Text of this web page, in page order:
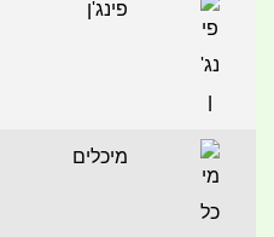
פינג'ן
מיכלים